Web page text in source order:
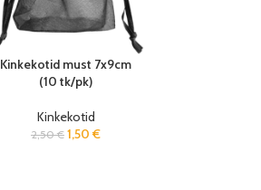
Kinkekotid must 7x9cm
(10 tk/pk)
Kinkekotid
2,50€ 1,50 €